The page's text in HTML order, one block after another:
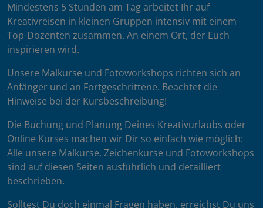
Mindestens 5 Stunden am Tag arbeitet Ihr auf
Kreativreisen in kleinen Gruppen intensiv mit einem
Top-Dozenten zusammen. An einem Ort, der Euch
inspirieren wird.
Unsere Malkurse und Fotoworkshops richten sich an
Anfänger und an Fortgeschrittene. Beachtet die
Hinweise bei der Kursbeschreibung!
Die Buchung und Planung Deines Kreativurlaubs oder
Online Kurses machen wir Dir so einfach wie möglich:
Alle unsere Malkurse, Zeichenkurse und Fotoworkshops
sind auf diesen Seiten ausführlich und detailliert
beschrieben.
Solltest Du doch einmal Fragen haben, erreichst Du uns